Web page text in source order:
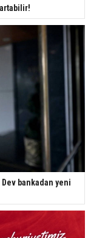
bankadan yeni